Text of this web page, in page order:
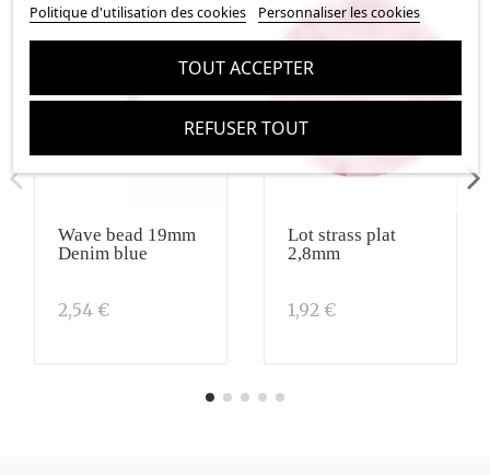
Wave bead 19mm
Denim blue
2,54 €
Lot strass plat
2,8mm
1,92 €
Politique d'utilisation des cookies
Personnaliser les cookies
REFUSER TOUT
TOUT ACCEPTER